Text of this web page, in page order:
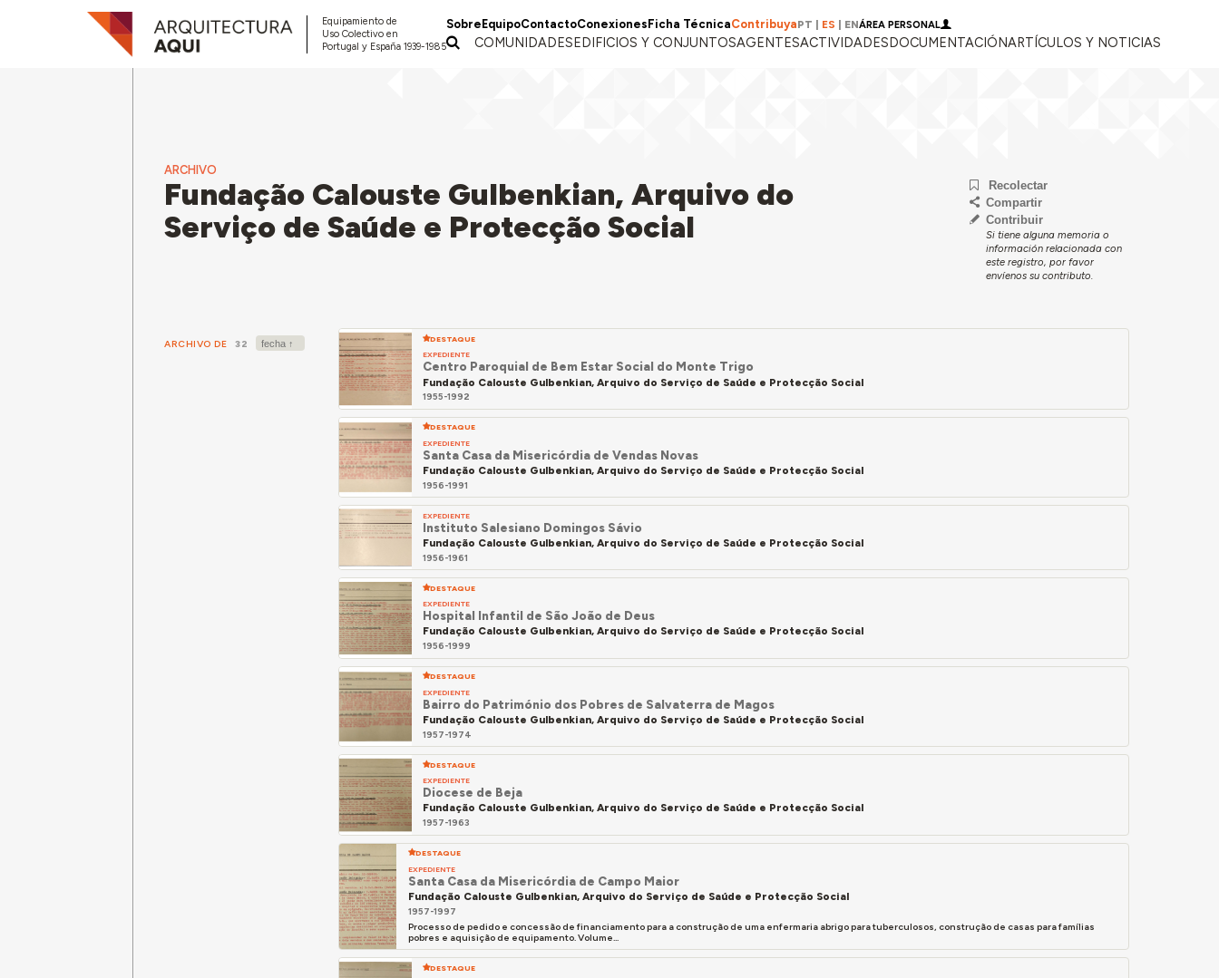
Equipamiento de
Uso Colectivo en
Portugal y España 1939-1985
Sobre EquipoContactoConexiones Ficha TécnicaContribuyaPT ES ENÁREA PERSONAL
COMUNIDADESEDIFICIOS Y CONJUNTOSAGENTESACTIVIDADESDOCUMENTACIÓNARTÍCULOS Y NOTICIAS
ARCHIVO
Fundação Calouste Gulbenkian, Arquivo do
Serviço de Saúde e Protecção Social
Recolectar
Compartir
Contribuir
Si tiene alguna memoria o
información relacionada con
este registro, por favor
envíenos su contributo.
ARCHIVO DE 32
DESTAQUE
EXPEDIENTE
Centro Paroquial de Bem Estar Social do Monte Trigo
Fundação Calouste Gulbenkian, Arquivo do Serviço de Saúde e Protecção Social
1955-1992
DESTAQUE
EXPEDIENTE
Santa Casa da Misericórdia de Vendas Novas
Fundação Calouste Gulbenkian, Arquivo do Serviço de Saúde e Protecção Social
1956-1991
EXPEDIENTE
Instituto Salesiano Domingos Sávio
Fundação Calouste Gulbenkian, Arquivo do Serviço de Saúde e Protecção Social
1956-1961
DESTAQUE
EXPEDIENTE
Hospital Infantil de São João de Deus
Fundação Calouste Gulbenkian, Arquivo do Serviço de Saúde e Protecção Social
1956-1999
DESTAQUE
EXPEDIENTE
Bairro do Património dos Pobres de Salvaterra de Magos
Fundação Calouste Gulbenkian, Arquivo do Serviço de Saúde e Protecção Social
1957-1974
DESTAQUE
EXPEDIENTE
Diocese de Beja
Fundação Calouste Gulbenkian, Arquivo do Serviço de Saúde e Protecção Social
1957-1963
DESTAQUE
EXPEDIENTE
Santa Casa da Misericórdia de Campo Maior
Fundação Calouste Gulbenkian, Arquivo do Serviço de Saúde e Protecção Social
1957-1997
Processo de pedido e concessão de financiamento para a construção de uma enfermaria abrigo para tuberculosos, construção de casas para famílias
pobres e aquisição de equipamento. Volume...
DESTAQUE